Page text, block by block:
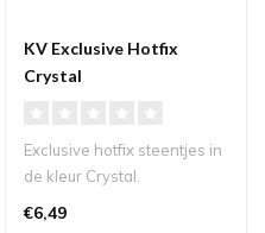
KV Exclusive Hotfix
Crystal
Exclusive hotfix steentjes in
de kleur Crystal.
€6,49